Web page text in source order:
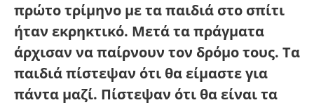
πρώτο τρίμηνο με τα παιδιά στο σπίτι
ήταν εκρηκτικό. Μετά τα πράγματα
άρχισαν να παίρνουν τον δρόμο τους. Τα
παιδιά πίστεψαν ότι θα είμαστε για
πάντα μαζί. Πίστεψαν ότι θα είναι τα